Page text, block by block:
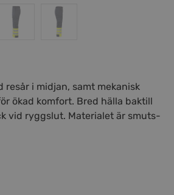
resår i midjan, samt mekanisk
ökad komfort. Bred hälla baktill
vid ryggslut. Materialet är smuts-